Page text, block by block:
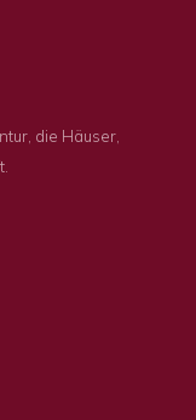
die Häuser,